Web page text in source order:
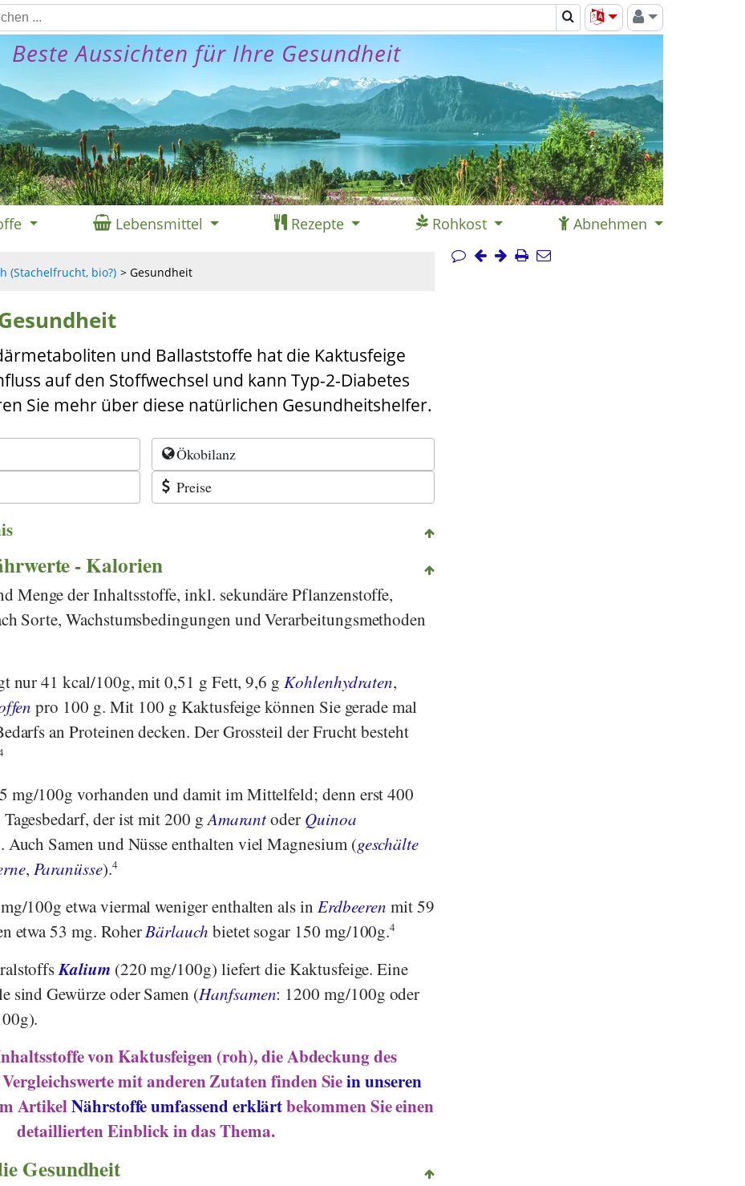
Beste Aussichten für Ihre Gesundheit
Lebensmittel Rezepte Rohkost Abnehmen
(Stachelfrucht, bio?) Gesundheit
und Ballaststoffe hat die Kaktusfeige
auf den Stoffwechsel und kann Typ-2-Diabetes
Sie mehr über diese natürlichen Gesundheitshelfer.
Ökobilanz
Preise
- Kalorien
Menge der Inhaltsstoffe, inkl. sekundäre Pflanzenstoffe,
Sorte, Wachstumsbedingungen und Verarbeitungsmethoden
nur 41 kcal/100g, mit 0,51 g Fett, 9,6 g Kohlenhydraten,
pro 100 g. Mit 100 g Kaktusfeige können Sie gerade mal
an Proteinen decken. Der Grossteil der Frucht besteht
mg/100g vorhanden und damit im Mittelfeld; denn erst 400
der ist mit 200 gAmarantoder Quinoa
Samen und Nüsse enthalten viel Magnesium (geschälte
, Paranüsse).4
100g etwa viermal weniger enthalten als in Erdbeeren mit 59
etwa 53 mg. RoherBärlauch bietet sogar 150 mg/100g.4
Kalium (220 mg/100g) liefert die Kaktusfeige. Eine
sind Gewürze oder Samen (Hanfsamen: 1200 mg/100g oder
von Kaktusfeigen (roh), die Abdeckung des
mit anderen Zutaten finden Siein unseren
ArtikelNährstoffe umfassend erklärtbekommen Sie einen
detaillierten Einblick in das Thema.
Gesundheit